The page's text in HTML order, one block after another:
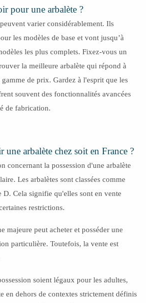
pour une arbalète ?
varier considérablement. Ils
les modèles de base et vont jusqu’à
les plus complets. Fixez-vous un
la meilleure arbalète qui répond à
gamme de prix. Gardez à l'esprit que les
souvent des fonctionnalités avancées
de fabrication.
une arbalète chez soit en France ?
concernant la possession d'une arbalète
Les arbalètes sont classées comme
D. Cela signifie qu'elles sont en vente
restrictions.
majeure peut acheter et posséder une
particulière. Toutefois, la vente est
soient légaux pour les adultes,
en dehors de contextes strictement définis